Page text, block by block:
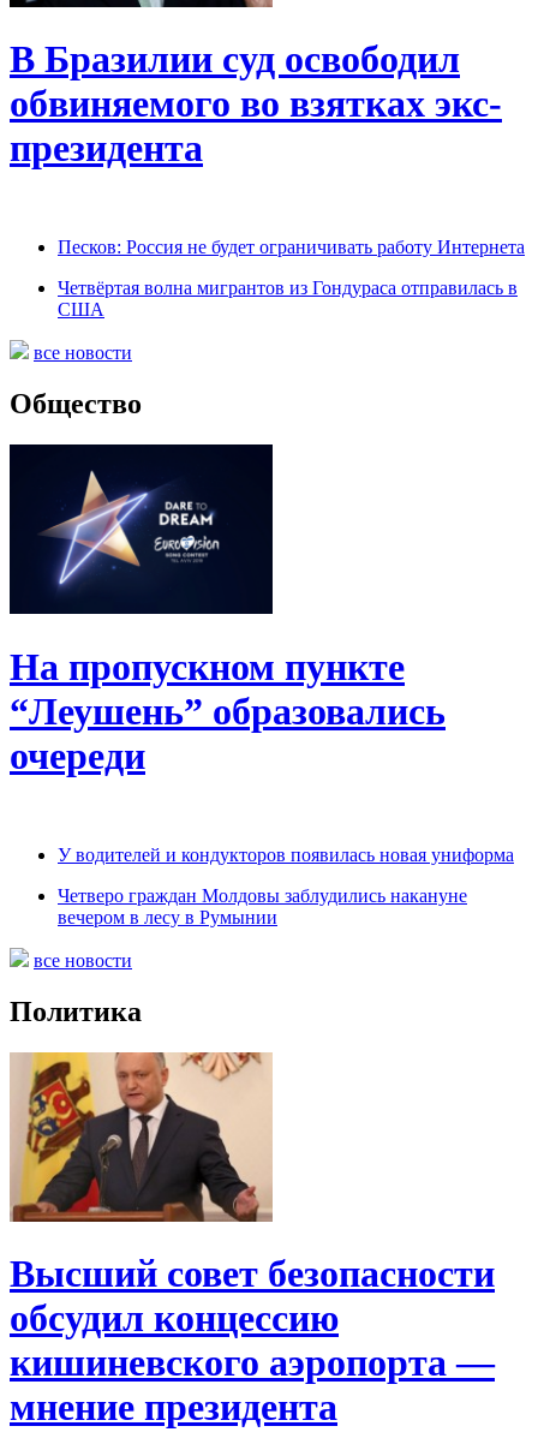
В Бразилии суд освободил
обвиняемого во взятках экс-
президента
Песков: Россия не будет ограничивать работу Интернета
Четвёртая волна мигрантов из Гондураса отправилась в
США
все новости
Общество
На пропускном пункте
“Леушень” образовались
очереди
У водителей и кондукторов появилась новая униформа
Четверо граждан Молдовы заблудились накануне
вечером в лесу в Румынии
все новости
Политика
Высший совет безопасности
обсудил концессию
кишиневского аэропорта —
мнение президента